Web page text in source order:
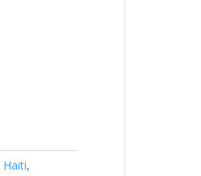
Haiti,